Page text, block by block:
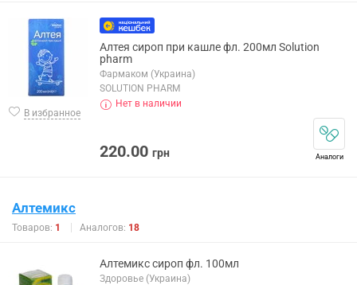
В избранное
Алтея сироп при кашле фл. 200мл Solution
pharm
Фармаком (Украина)
SOLUTION PHARM
Нет в наличии
220.00 грн Аналоги
Алтемикс
Товаров: 1 Аналогов: 18
Алтемикс сироп фл. 100мл
Здоровье (Украина)